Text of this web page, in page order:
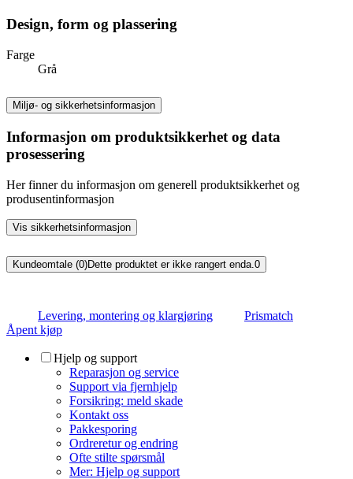
Design, form og plassering
Farge
Grå
Miljø- og sikkerhetsinformasjon
Informasjon om produktsikkerhet og data
prosessering
Her finner du informasjon om generell produktsikkerhet og
produsentinformasjon
Vis sikkerhetsinformasjon
Kundeomtale (0)Dette produktet er ikke rangert enda.0
Levering, montering og klargjøring
Prismatch
Åpent kjøp
Hjelp og support
Reparasjon og service
Support via fjernhjelp
Forsikring: meld skade
Kontakt oss
Pakkesporing
Ordreretur og endring
Ofte stilte spørsmål
Mer: Hjelp og support